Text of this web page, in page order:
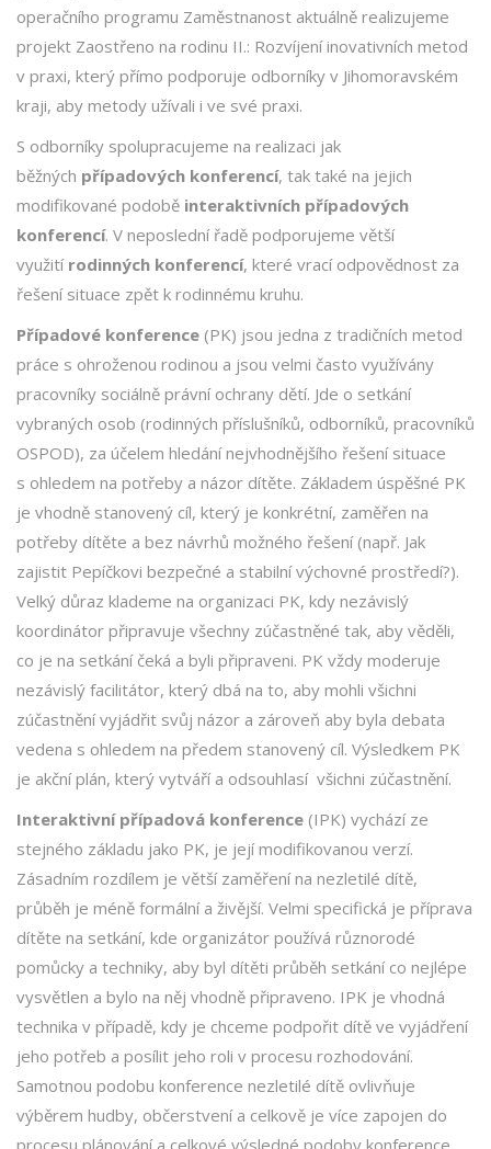
operačního programu Zaměstnanost aktuálně realizujeme
projekt Zaostřeno na rodinu II.: Rozvíjení inovativních metod
v praxi, který přímo podporuje odborníky v Jihomoravském
kraji, aby metody užívali i ve své praxi.
S odborníky spolupracujeme na realizaci jak
běžných případových konferencí, tak také na jejich
modifikované podobě interaktivních případových
konferencí. V neposlední řadě podporujeme větší
využití rodinných konferencí, které vrací odpovědnost za
řešení situace zpět k rodinnému kruhu.
Případové konference (PK) jsou jedna z tradičních metod
práce s ohroženou rodinou a jsou velmi často využívány
pracovníky sociálně právní ochrany dětí. Jde o setkání
vybraných osob (rodinných příslušníků, odborníků, pracovníků
OSPOD), za účelem hledání nejvhodnějšího řešení situace
s ohledem na potřeby a názor dítěte. Základem úspěšné PK
je vhodně stanovený cíl, který je konkrétní, zaměřen na
potřeby dítěte a bez návrhů možného řešení (např. Jak
zajistit Pepíčkovi bezpečné a stabilní výchovné prostředí?).
Velký důraz klademe na organizaci PK, kdy nezávislý
koordinátor připravuje všechny zúčastněné tak, aby věděli,
co je na setkání čeká a byli připraveni. PK vždy moderuje
nezávislý facilitátor, který dbá na to, aby mohli všichni
zúčastnění vyjádřit svůj názor a zároveň aby byla debata
vedena s ohledem na předem stanovený cíl. Výsledkem PK
je akční plán, který vytváří a odsouhlasí všichni zúčastnění.
Interaktivní případová konference (IPK) vychází ze
stejného základu jako PK, je její modifikovanou verzí.
Zásadním rozdílem je větší zaměření na nezletilé dítě,
průběh je méně formální a živější. Velmi specifická je příprava
dítěte na setkání, kde organizátor používá různorodé
pomůcky a techniky, aby byl dítěti průběh setkání co nejlépe
vysvětlen a bylo na něj vhodně připraveno. IPK je vhodná
technika v případě, kdy je chceme podpořit dítě ve vyjádření
jeho potřeb a posílit jeho roli v procesu rozhodování.
Samotnou podobu konference nezletilé dítě ovlivňuje
výběrem hudby, občerstvení a celkově je více zapojen do